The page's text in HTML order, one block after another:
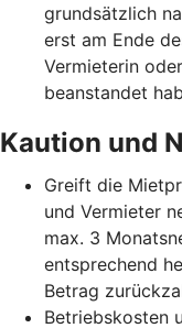
grundsätzlich
erst am Ende
Vermieterin
beanstandet
Kaution und
Greift die
und Vermieter
max. 3
entsprechend
Betrag
Betriebskosten